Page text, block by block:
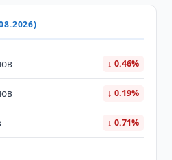
↓ 0.46%
↓ 0.19%
↓ 0.71%